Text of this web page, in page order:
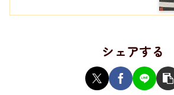
シェアする